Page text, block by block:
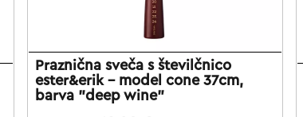
Praznična sveča s številčnico
ester&erik - model cone 37cm,
barva "deep wine"